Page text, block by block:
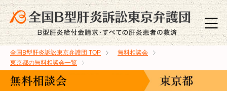
全国B型肝炎訴訟東京弁護団 TOP
無料相談会
東京都の無料相談会一覧